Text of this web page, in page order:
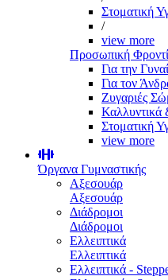
Στοματική
/
view more
Προσωπική
Για την
Για τον
Ζυγαριές
Καλλυντικά
Στοματική
view more
Όργανα Γυμναστικής
Αξεσουάρ
Αξεσουάρ
Διάδρομοι
Διάδρομοι
Ελλειπτικά
Ελλειπτικά
Ελλειπτικά -